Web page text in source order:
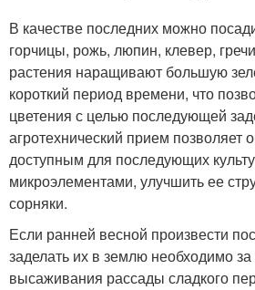
В качестве последних можно
горчицы, рожь, люпин, клевер,
растения наращивают большую
короткий период времени, что
цветения с целью последующей
агротехнический прием позволяет
доступным для последующих
микроэлементами, улучшить ее
сорняки.
Если ранней весной произвести
заделать их в землю необходимо
высаживания рассады сладкого